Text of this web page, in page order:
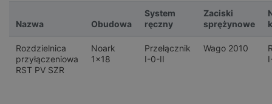
Nazwa Obudowa
System
ręczny
Zaciski
sprężynowe
Rozdzielnica
przyłączeniowa
RST PV SZR
Noark
1x18
Przełącznik
I-0-II
Wago 2010